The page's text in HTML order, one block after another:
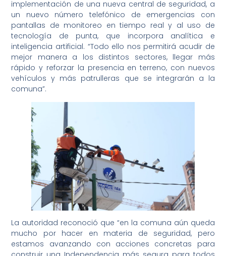
implementación de una nueva central de seguridad, a
un nuevo número telefónico de emergencias con
pantallas de monitoreo en tiempo real y al uso de
tecnología de punta, que incorpora analítica e
inteligencia artificial. “Todo ello nos permitirá acudir de
mejor manera a los distintos sectores, llegar más
rápido y reforzar la presencia en terreno, con nuevos
vehículos y más patrulleras que se integrarán a la
comuna”.
La autoridad reconoció que “en la comuna aún queda
mucho por hacer en materia de seguridad, pero
estamos avanzando con acciones concretas para